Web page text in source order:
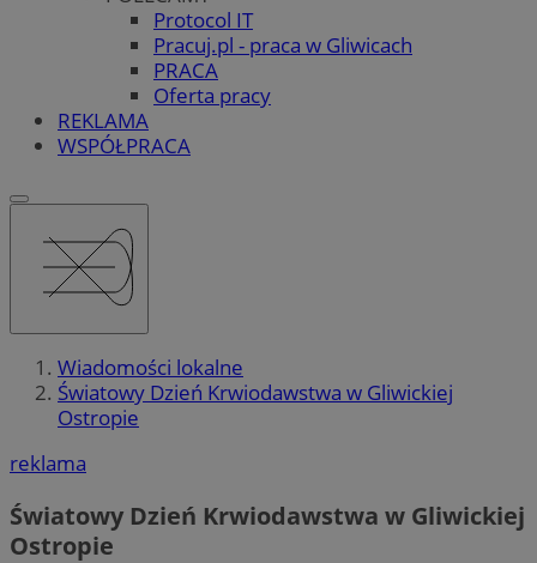
Protocol IT
Pracuj.pl - praca w Gliwicach
PRACA
Oferta pracy
REKLAMA
WSPÓŁPRACA
Wiadomości lokalne
Światowy Dzień Krwiodawstwa w Gliwickiej
Ostropie
reklama
Światowy Dzień Krwiodawstwa w Gliwickiej
Ostropie